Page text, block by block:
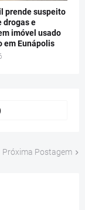
prende suspeito
drogas e
imóvel usado
em Eunápolis
Próxima Postagem